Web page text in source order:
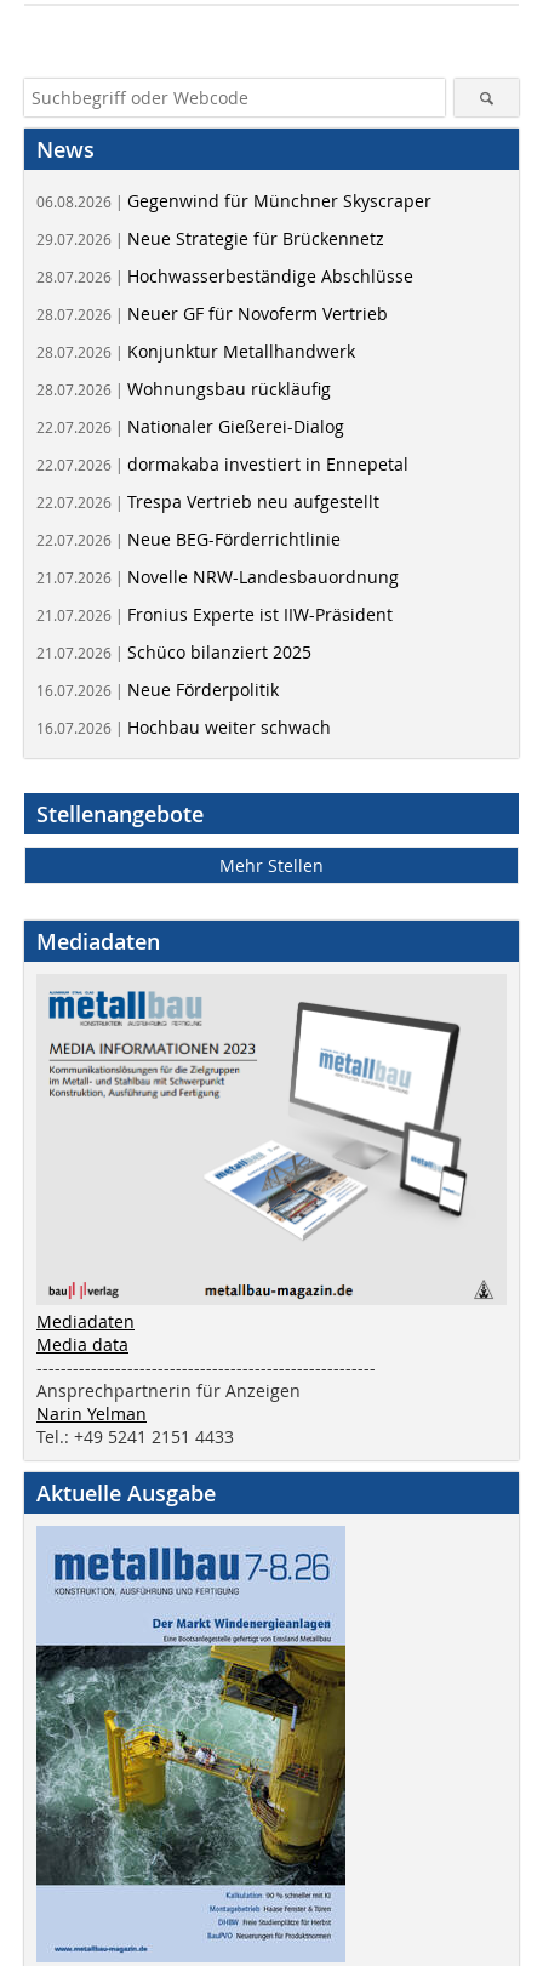
News
06.08.2026 | Gegenwind für Münchner Skyscraper
29.07.2026 | Neue Strategie für Brückennetz
28.07.2026 | Hochwasserbeständige Abschlüsse
28.07.2026 | Neuer GF für Novoferm Vertrieb
28.07.2026 | Konjunktur Metallhandwerk
28.07.2026 | Wohnungsbau rückläufig
22.07.2026 | Nationaler Gießerei-Dialog
22.07.2026 | dormakaba investiert in Ennepetal
22.07.2026 | Trespa Vertrieb neu aufgestellt
22.07.2026 | Neue BEG-Förderrichtlinie
21.07.2026 | Novelle NRW-Landesbauordnung
21.07.2026 | Fronius Experte ist IIW-Präsident
21.07.2026 | Schüco bilanziert 2025
16.07.2026 | Neue Förderpolitik
16.07.2026 | Hochbau weiter schwach
Stellenangebote
Mehr Stellen
Mediadaten
Mediadaten
Media data
--------------------------------------------------------
Ansprechpartnerin für Anzeigen
Narin Yelman
Tel.: +49 5241 2151 4433
Aktuelle Ausgabe